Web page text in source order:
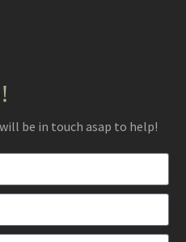
be in touch asap to help!